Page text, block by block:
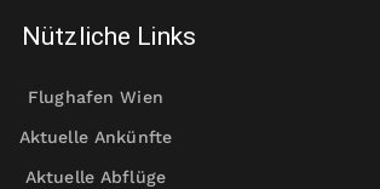
Nützliche Links
Flughafen Wien
Aktuelle Ankünfte
Aktuelle Abflüge